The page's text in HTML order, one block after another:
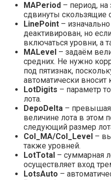
MAPeriod – период, на
сдвинуты скользящие
LinePoint –
деактивирован, но
включаться уровни, а
MALevel – задаём
средних. Не нужно
под пятизнак,
автоматически вносит
LotDigits – параметр
лота.
DepoDelta – превышая
величине лота в этом
следующий размер
Col_MA/Col_Level –
также уровней.
LotTotal – суммарная
осуществляет вход
LotsAuto –